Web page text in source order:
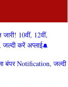
10वीं, 12वीं,
करें अप्लाई
बंपर Notification, जल्दी